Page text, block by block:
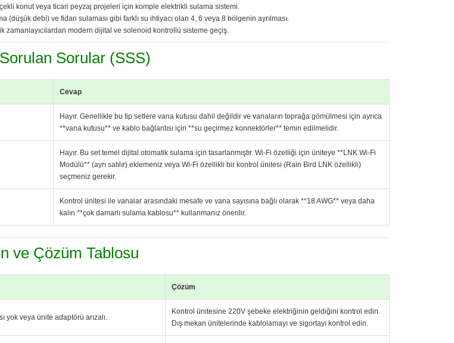
konut veya ticari peyzaj projeleri için komple elektrikli sulama sistemi.
debi) ve fidan sulaması gibi farklı su ihtiyacı olan 4, 6 veya 8 bölgenin ayrılması.
zamanlayıcılardan modern dijital ve solenoid kontrollü sisteme geçiş.
Sorular (SSS)
Cevap
Hayır. Genellikle bu tip setlere vana kutusu dahil değildir ve vanaların toprağa gömülmesi için ayrıca
**vana kutusu** ve kablo bağlantısı için **su geçirmez konnektörler** temin edilmelidir.
Hayır. Bu set temel dijital otomatik sulama için tasarlanmıştır. Wi-Fi özelliği için üniteye **LNK Wi-Fi
Modülü** (ayrı satılır) eklemeniz veya Wi-Fi özellikli bir kontrol ünitesi (Rain Bird LNK özellikli)
seçmeniz gerekir.
Kontrol ünitesi ile vanalar arasındaki mesafe ve vana sayısına bağlı olarak **18 AWG** veya daha
kalın **çok damarlı sulama kablosu** kullanmanız önerilir.
ve Çözüm Tablosu
Çözüm
yok veya ünite adaptörü arızalı.
Kontrol ünitesine 220V şebeke elektriğinin geldiğini kontrol edin.
Dış mekan ünitelerinde kablolamayı ve sigortayı kontrol edin.